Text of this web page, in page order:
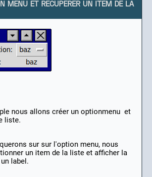
MENU ET RECUPERER UN ITEM DE LA
nous allons créer un optionmenu et
liste.
sur sur l'option menu, nous
un item de la liste et afficher la
label.